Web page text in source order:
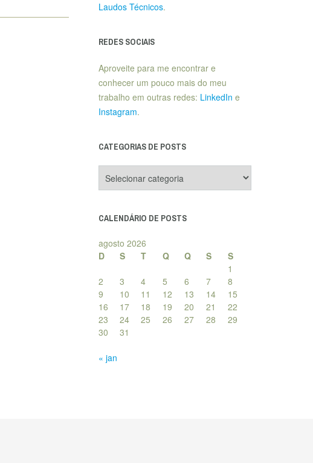
Laudos Técnicos.
REDES SOCIAIS
Aproveite para me encontrar e
conhecer um pouco mais do meu
trabalho em outras redes: LinkedIn e
Instagram.
CATEGORIAS DE POSTS
de
CALENDÁRIO DE POSTS
agosto 2026
D
S T Q Q S
S
1
2
3 4 5 6 7
8
9
10 11 12 13 14
15
16
17 18 19 20 21
22
23
24 25 26 27 28
29
30
31
« jan